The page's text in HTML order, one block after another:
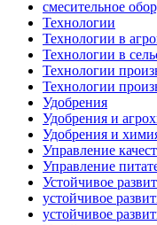
смесительное
Технологии
Технологии в
Технологии в
Технологии
Технологии
Удобрения
Удобрения и
Удобрения и
Управление
Управление
Устойчивое
устойчивое
устойчивое